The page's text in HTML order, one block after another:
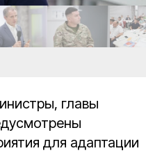
главы
для адаптации